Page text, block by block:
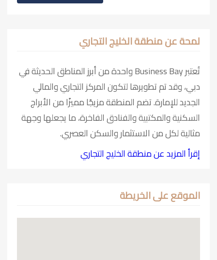
لمحة عن منطقة الخليج التجاري
تُعتبر Business Bay واحدة من أبرز المناطق الحديثة في
دبي، وقد تم تطويرها لتكون المركز التجاري والمالي
الجديد للإمارة. تضم المنطقة مزيجًا مميزًا من الأبراج
السكنية والمكتبية والفنادق الفاخرة، ما يجعلها وجهة
مثالية لكل من الاستثمار والسكن العصري.
إقرأ المزيد عن منطقة الخليج التجاري
الموقع على الخريطة